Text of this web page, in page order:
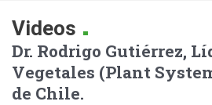
Videos .
Dr. Rodrigo Gutiérrez,
Vegetales (Plant
de Chile.